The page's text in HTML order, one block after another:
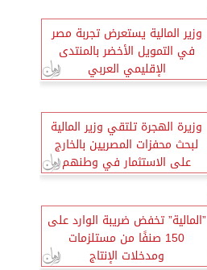
وزير المالية يستعرض تجربة مصر
في التمويل الأخضر بالمنتدى
الإقليمي العربي
وزيرة الهجرة تلتقي وزير المالية
لبحث محفزات المصريين بالخارج
على الاستثمار في وطنهم
”المالية” تخفض ضريبة الوارد على
150 صنفًا من مستلزمات
ومدخلات الإنتاج